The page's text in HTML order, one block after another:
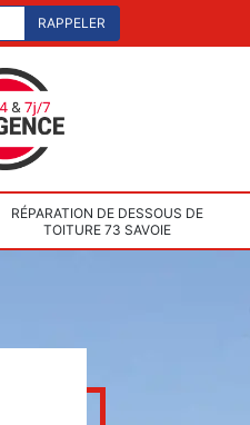
RÉPARATION DE DESSOUS DE
TOITURE 73 SAVOIE